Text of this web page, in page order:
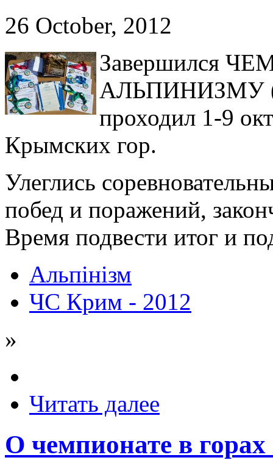
26 October, 2012
Завершился
АЛЬПИНИЗМУ
проходил 1-9
Крымских гор.
Улеглись
побед и поражений,
Время подвести итог и
Альпінізм
ЧС Крим - 2012
»
Читать далее
О чемпионате в